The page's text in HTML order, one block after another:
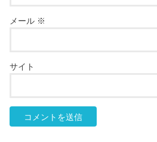
メール ※
サイト